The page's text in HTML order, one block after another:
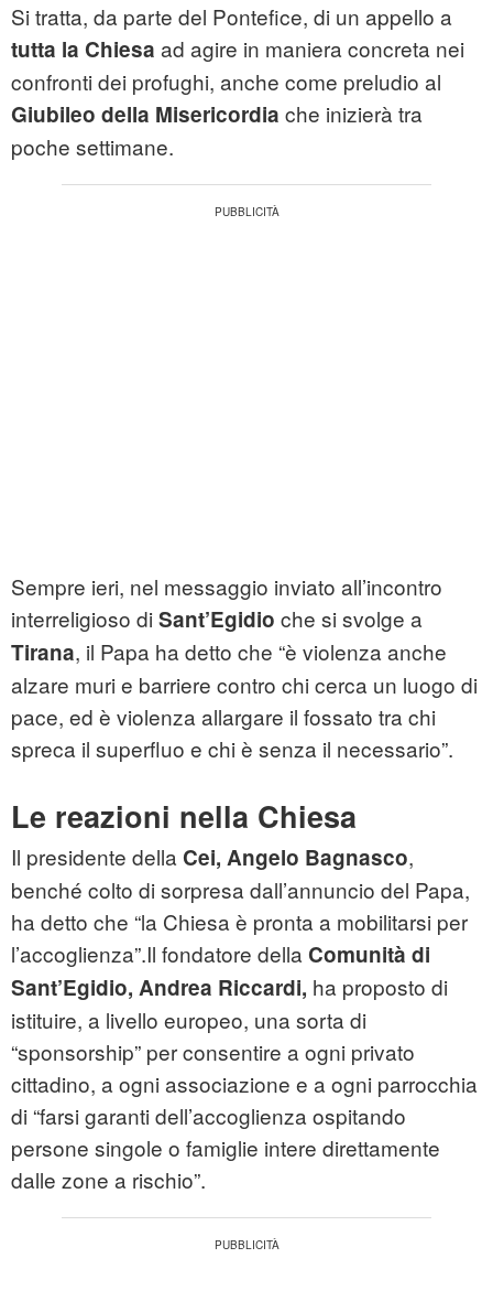
Si tratta, da parte del Pontefice, di un appello a
tutta la Chiesa ad agire in maniera concreta nei
confronti dei profughi, anche come preludio al
Giubileo della Misericordia che inizierà tra
poche settimane.
Sempre ieri, nel messaggio inviato all’incontro
interreligioso di Sant’Egidio che si svolge a
Tirana, il Papa ha detto che “è violenza anche
alzare muri e barriere contro chi cerca un luogo di
pace, ed è violenza allargare il fossato tra chi
spreca il superfluo e chi è senza il necessario”.
Le reazioni nella Chiesa
Il presidente della Cei, Angelo Bagnasco,
benché colto di sorpresa dall’annuncio del Papa,
ha detto che “la Chiesa è pronta a mobilitarsi per
l’accoglienza”.Il fondatore della Comunità di
Sant’Egidio, Andrea Riccardi, ha proposto di
istituire, a livello europeo, una sorta di
“sponsorship” per consentire a ogni privato
cittadino, a ogni associazione e a ogni parrocchia
di “farsi garanti dell’accoglienza ospitando
persone singole o famiglie intere direttamente
dalle zone a rischio”.